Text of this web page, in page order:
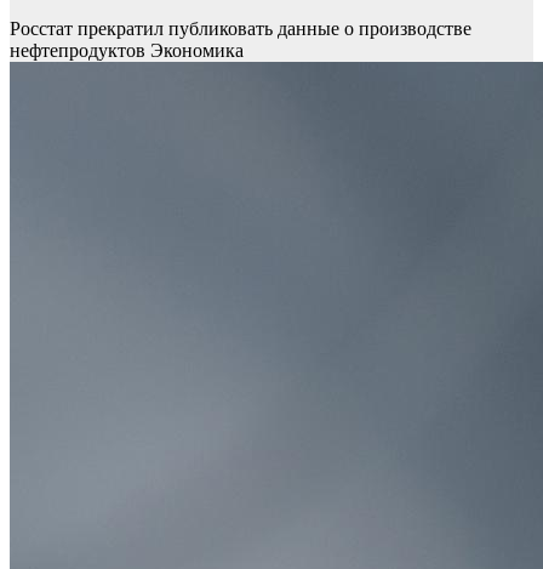
Росстат прекратил публиковать данные о производстве
нефтепродуктов Экономика